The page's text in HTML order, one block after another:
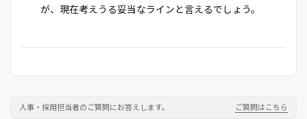
が、現在考えうる妥当なラインと言えるでしょう。
人事・採用担当者のご質問にお答えします。 ご質問はこちら